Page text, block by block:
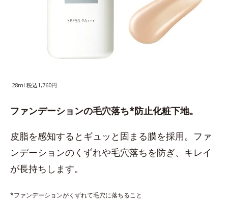
28ml 税込1,760円
ファンデーションの毛穴落ち*防止化粧下地。
皮脂を感知するとギュッと固まる膜を採用。ファ
ンデーションのくずれや毛穴落ちを防ぎ、キレイ
が長持ちします。
*ファンデーションがくずれて毛穴に落ちること